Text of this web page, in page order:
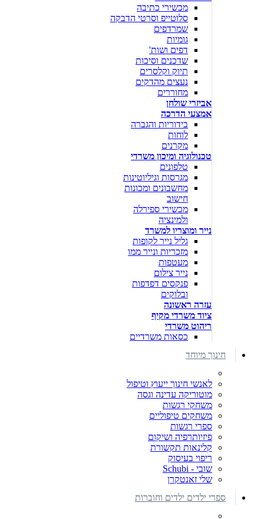
מכשירי כתיבה
סלוטייפ וסרטי הדבקה
שמרדפים
גומיות
דפים ושות'
שדכנים וסיכות
תיוק וקלסרים
נעצים מהדקים
מחוררים
אביזרי שולחן
אמצעי הדרכה
בידוריות והגברה
לוחות
מקרנים
טכנולוגיה ומיכון משרדי
טלפונים
מגרסות וגיליוטינות
מחשבונים ומכונות
חישוב
מכשירי ספירלה
ולמינציה
נייר ומוצריו למשרד
גליל נייר לקופות
מזכריות ונייר ממו
מעטפות
נייר צילום
פנקסים דפדפות
ובלוקים
עזרה ראשונה
ציוד משרדי מקיף
ריהוט משרדי
כסאות משרדיים
חינוך מיוחד
לאנשי חינוך ייעוץ וטיפול
מוטוריקה עדינה וגסה
משחקי רגשות
משחקים טיפוליים
ספרי רגשות
פיזיותרפיה ושיקום
קלינאות תקשורת
ריפוי בעיסוק
שובי - Schubi
שלי זאנטקרן
ספרי ילדים ילדים וחוברות